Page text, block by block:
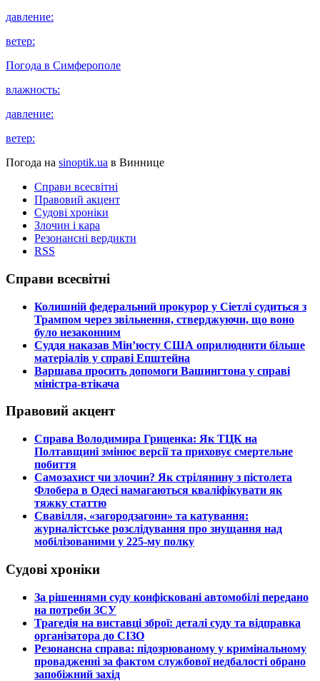
давление:
ветер:
Погода в Симферополе
влажность:
давление:
ветер:
Погода на sinoptik.ua в Виннице
Справи всесвітні
Правовий акцент
Судові хроніки
Злочин і кара
Резонансні вердикти
RSS
Справи всесвітні
​Колишній федеральний прокурор у Сіетлі судиться з
Трампом через звільнення, стверджуючи, що воно
було незаконним
​Суддя наказав Мін’юсту США оприлюднити більше
матеріалів у справі Епштейна
​Варшава просить допомоги Вашингтона у справі
міністра-втікача
Правовий акцент
​Справа Володимира Гриценка: Як ТЦК на
Полтавщині змінює версії та приховує смертельне
побиття
​Самозахист чи злочин? Як стрілянину з пістолета
Флобера в Одесі намагаються кваліфікувати як
тяжку статтю
​Свавілля, «загородзагони» та катування:
журналістське розслідування про знущання над
мобілізованими у 225-му полку
Судові хроніки
​За рішеннями суду конфісковані автомобілі передано
на потреби ЗСУ
​Трагедія на виставці зброї: деталі суду та відправка
організатора до СІЗО
​Резонансна справа: підозрюваному у кримінальному
провадженні за фактом службової недбалості обрано
запобіжний захід